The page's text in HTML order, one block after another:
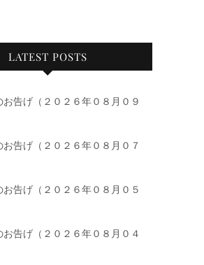
LATEST POSTS
お告げ（２０２６年０８月０９
お告げ（２０２６年０８月０７
お告げ（２０２６年０８月０５
お告げ（２０２６年０８月０４